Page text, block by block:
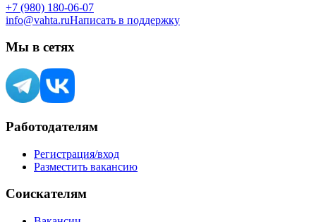
+7 (980) 180-06-07
info@vahta.ruНаписать в поддержку
Мы в сетях
Работодателям
Регистрация/вход
Разместить вакансию
Соискателям